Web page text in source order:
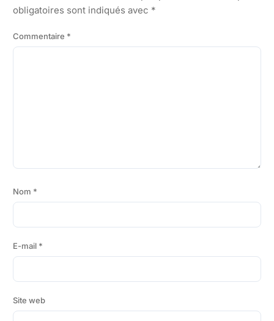
obligatoires sont indiqués avec *
Commentaire *
Nom *
E-mail *
Site web